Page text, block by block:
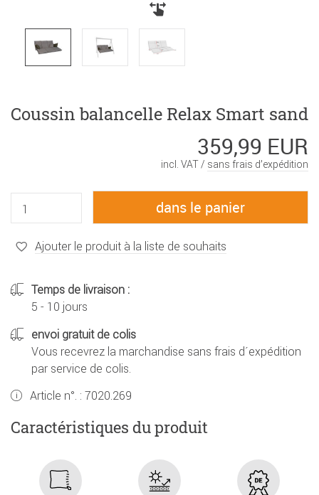
Coussin balancelle Relax Smart sand
359,99 EUR
incl. VAT / sans frais d’expédition
Ajouter le produit à la liste de souhaits
Temps de livraison :
5 - 10 jours
envoi gratuit de colis
Vous recevrez la marchandise sans frais d´expédition
par service de colis.
Article n°. : 7020.269
Caractéristiques du produit